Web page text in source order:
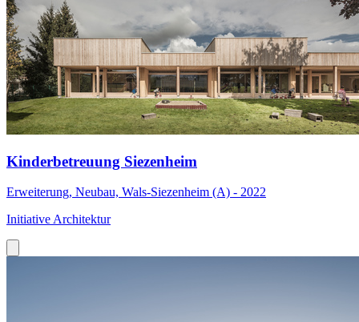
Kinderbetreuung Siezenheim
Erweiterung, Neubau, Wals-Siezenheim (A) - 2022
Initiative Architektur